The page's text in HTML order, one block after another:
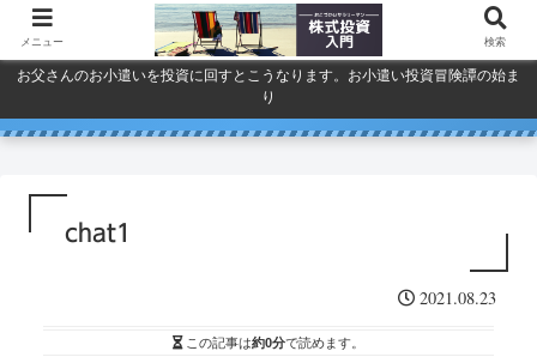
お父さんのお小遣いを投資に回すとこうなります。お小遣い投資冒険譚の始ま
り
chat1
2021.08.23
この記事は約0分で読めます。
メニュー 検索